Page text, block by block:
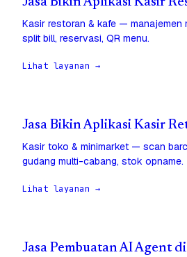
Kasir restoran & kafe — manajemen
split bill, reservasi, QR menu.
Lihat layanan →
Jasa Bikin Aplikasi Kasir
Kasir toko & minimarket — scan
gudang multi-cabang, stok opname.
Lihat layanan →
Jasa Pembuatan AI Agent